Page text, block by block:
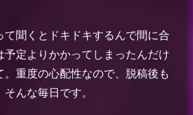
聞くとドキドキするんで間に合
予定よりかかってしまったんだけ
。重度の心配性なので、脱稿後も
んな毎日です。